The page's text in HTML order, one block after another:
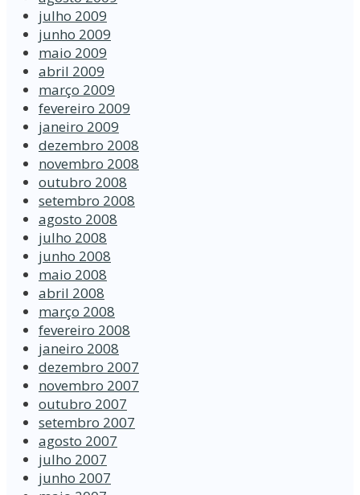
julho 2009
junho 2009
maio 2009
abril 2009
março 2009
fevereiro 2009
janeiro 2009
dezembro 2008
novembro 2008
outubro 2008
setembro 2008
agosto 2008
julho 2008
junho 2008
maio 2008
abril 2008
março 2008
fevereiro 2008
janeiro 2008
dezembro 2007
novembro 2007
outubro 2007
setembro 2007
agosto 2007
julho 2007
junho 2007